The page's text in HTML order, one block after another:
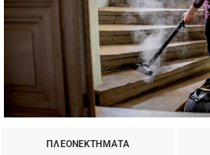
ΠΛΕΟΝΕΚΤΗΜΑΤΑ